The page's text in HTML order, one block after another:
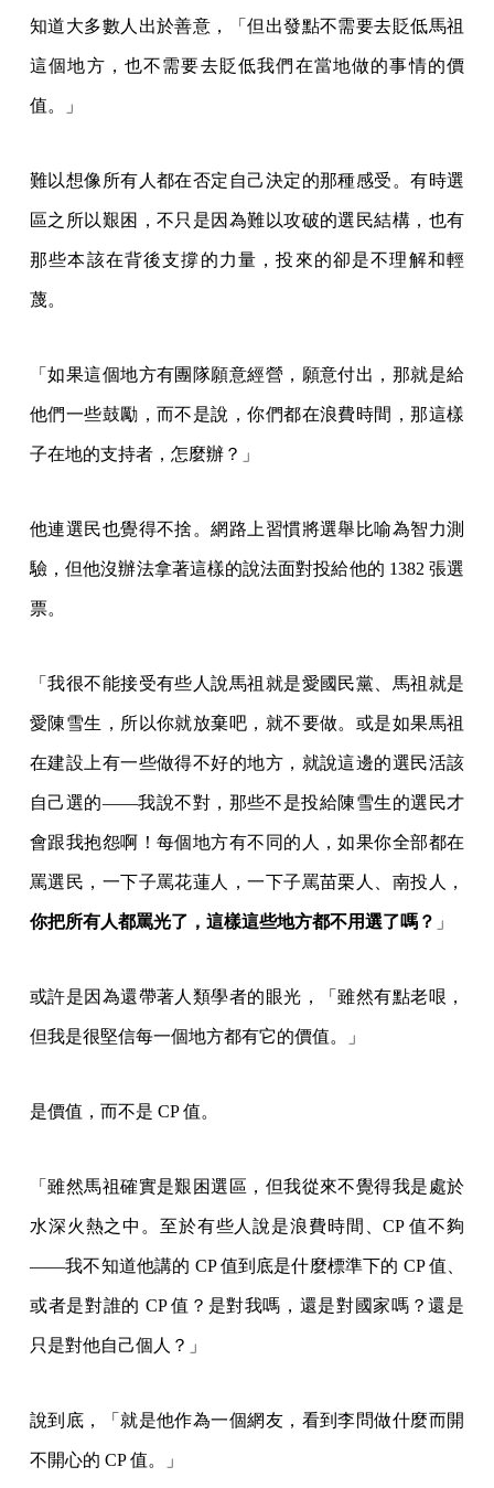
知道大多數人出於善意，「但出發點不需要去貶低馬祖
這個地方，也不需要去貶低我們在當地做的事情的價
值。」
難以想像所有人都在否定自己決定的那種感受。有時選
區之所以艱困，不只是因為難以攻破的選民結構，也有
那些本該在背後支撐的力量，投來的卻是不理解和輕
蔑。
「如果這個地方有團隊願意經營，願意付出，那就是給
他們一些鼓勵，而不是說，你們都在浪費時間，那這樣
子在地的支持者，怎麼辦？」
他連選民也覺得不捨。網路上習慣將選舉比喻為智力測
驗，但他沒辦法拿著這樣的說法面對投給他的 1382 張選
票。
「我很不能接受有些人說馬祖就是愛國民黨、馬祖就是
愛陳雪生，所以你就放棄吧，就不要做。或是如果馬祖
在建設上有一些做得不好的地方，就說這邊的選民活該
自己選的——我說不對，那些不是投給陳雪生的選民才
會跟我抱怨啊！每個地方有不同的人，如果你全部都在
罵選民，一下子罵花蓮人，一下子罵苗栗人、南投人，
你把所有人都罵光了，這樣這些地方都不用選了嗎？ 」
或許是因為還帶著人類學者的眼光，「雖然有點老哏，
但我是很堅信每一個地方都有它的價值。」
是價值，而不是 CP 值。
「雖然馬祖確實是艱困選區，但我從來不覺得我是處於
水深火熱之中。至於有些人說是浪費時間、CP 值不夠
——我不知道他講的 CP 值到底是什麼標準下的 CP 值、
或者是對誰的 CP 值？是對我嗎，還是對國家嗎？還是
只是對他自己個人？」
說到底，「就是他作為一個網友，看到李問做什麼而開
不開心的 CP 值。」